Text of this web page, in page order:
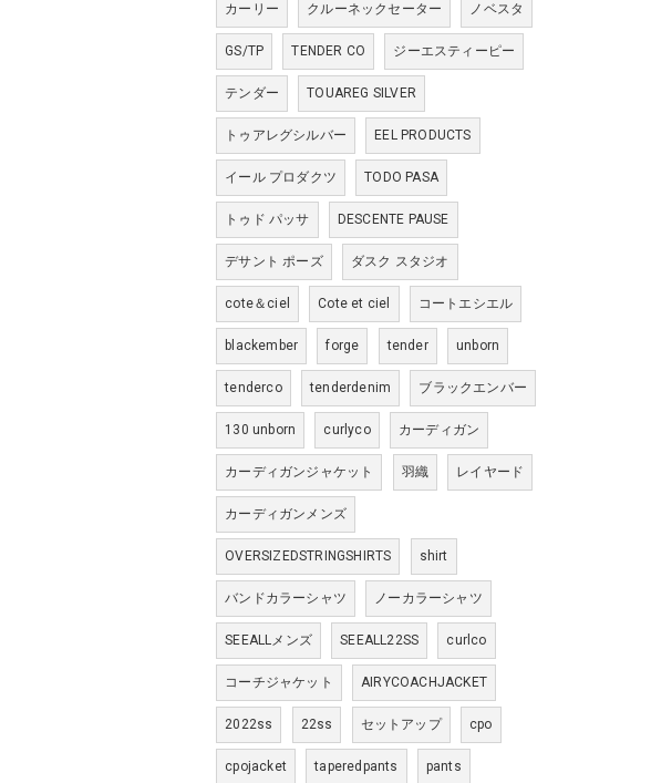
カーリー クルーネックセーター ノベスタ
GS/TP TENDER CO ジーエスティーピー
テンダー TOUAREG SILVER
トゥアレグシルバー EEL PRODUCTS
イール プロダクツ TODO PASA
トゥド パッサ DESCENTE PAUSE
デサント ポーズ ダスク スタジオ
cote＆ciel Cote et ciel コートエシエル
blackember forge tender unborn
tenderco tenderdenim ブラックエンバー
130 unborn curlyco カーディガン
カーディガンジャケット 羽織 レイヤード
カーディガンメンズ
OVERSIZEDSTRINGSHIRTS shirt
バンドカラーシャツ ノーカラーシャツ
SEEALLメンズ SEEALL22SS curlco
コーチジャケット AIRYCOACHJACKET
2022ss 22ss セットアップ cpo
cpojacket taperedpants pants